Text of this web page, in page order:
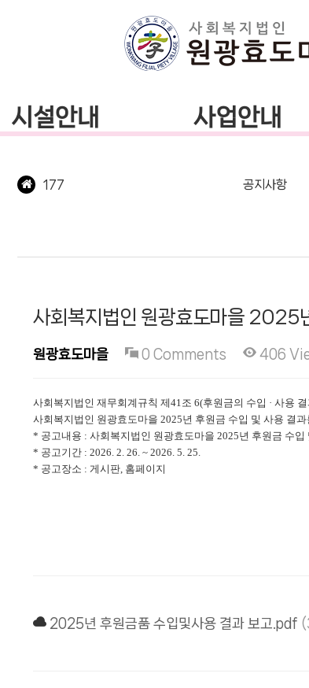
시설안내 사업안내
공지사항
177
사회복지법인 원광효도마을 2025
원광효도마을 0 Comments 406
사회복지법인 재무회계규칙 제41조 6(후원금의 수입 · 사용
사회복지법인 원광효도마을 2025년 후원금 수입 및 사용 결
* 공고내용 : 사회복지법인 원광효도마을 2025년 후원금 수입
* 공고기간 : 2026. 2. 26. ~ 2026. 5. 25.
* 공고장소 : 게시판, 홈페이지
2025년 후원금품 수입및사용 결과 보고.pdf